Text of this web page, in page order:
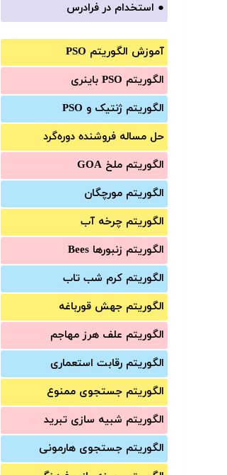
● استخدام در فرادرس
آموزش الگوریتم PSO
الگوریتم PSO باینری
الگوریتم ژنتیک و PSO
حل مساله فروشنده دوره‌گرد
الگوریتم ملخ GOA
الگوریتم مورچگان
الگوریتم چرخه آب
الگوریتم زنبورها Bees
الگوریتم کرم شب تاب
الگوریتم جهش قورباغه
الگوریتم علف هرز مهاجم
الگوریتم رقابت استعماری
الگوریتم جستجوی ممنوع
الگوریتم شبیه سازی تبرید
الگوریتم جستجوی هارمونی